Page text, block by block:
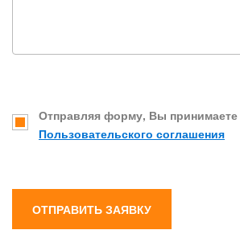
Отправляя форму, Вы принимаете
Пользовательского соглашения
ОТПРАВИТЬ ЗАЯВКУ